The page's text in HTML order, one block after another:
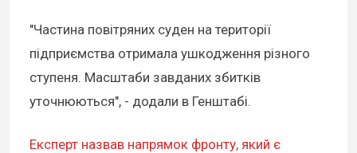
"Частина повітряних суден на території
підприємства отримала ушкодження різного
ступеня. Масштаби завданих збитків
уточнюються", - додали в Генштабі.
Експерт назвав напрямок фронту, який є